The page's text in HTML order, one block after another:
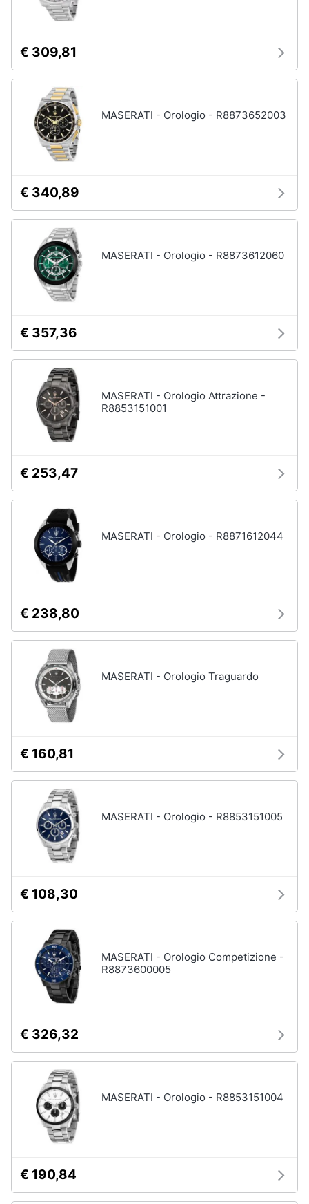
€ 309,81
MASERATI - Orologio - R8873652003
€ 340,89
MASERATI - Orologio - R8873612060
€ 357,36
MASERATI - Orologio Attrazione -
R8853151001
€ 253,47
MASERATI - Orologio - R8871612044
€ 238,80
MASERATI - Orologio Traguardo
€ 160,81
MASERATI - Orologio - R8853151005
€ 108,30
MASERATI - Orologio Competizione -
R8873600005
€ 326,32
MASERATI - Orologio - R8853151004
€ 190,84